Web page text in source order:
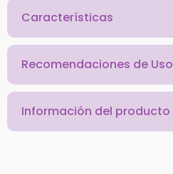
Características
Recomendaciones de Uso
Información del producto